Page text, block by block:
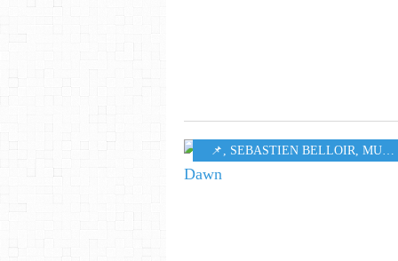
​​​​​​​📌 , SEBASTIEN BELLOIR, MUSIQUE